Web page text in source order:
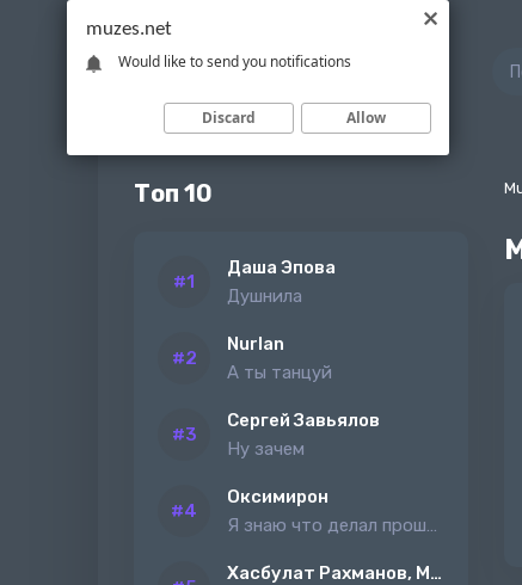
Топ 10
Даша Эпова
Душнила
Nurlan
А ты танцуй
Сергей Завьялов
Ну зачем
Оксимирон
Я знаю что делал прошлым летом
Хасбулат Рахманов, MAGAS
muzes.net
Would like to send you notifications
Discard Allow